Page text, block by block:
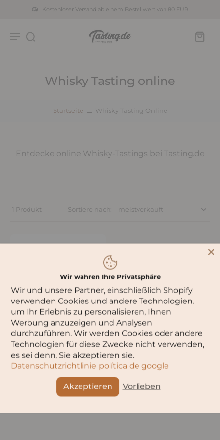
Kostenloser Versand ab einem Bestellwert von 80 EUR
Whisky Tasting online
Startseite Whisky Tasting Online
Entdecke online Whisky-Tastings bei Tasting.de
1 Produkt Sortiere nach:
Abendessen mit Kerzen
Wir wahren Ihre Privatsphäre
Wir und unsere Partner, einschließlich Shopify,
verwenden Cookies und andere Technologien,
um Ihr Erlebnis zu personalisieren, Ihnen
Werbung anzuzeigen und Analysen
durchzuführen. Wir werden Cookies oder andere
Technologien für diese Zwecke nicht verwenden,
es sei denn, Sie akzeptieren sie.
Datenschutzrichtlinie política de google
Akzeptieren Vorlieben